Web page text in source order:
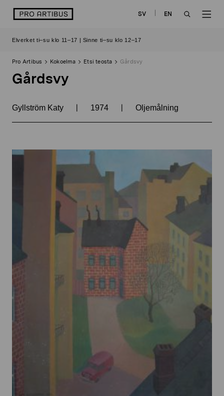
sisältöön
logo SV
EN
Elverket ti–su klo 11–17 | Sinne ti–su klo 12–17
Pro Artibus Kokoelma Etsi teosta Gårdsvy
Gårdsvy
Gyllström Katy | 1974 | Oljemålning